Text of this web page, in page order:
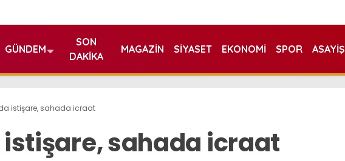
GÜNDEM
SON
DAKIKA
MAGAZIN SIYASET EKONOMI SPOR ASAYIŞ
istişare, sahada icraat
sahada icraat